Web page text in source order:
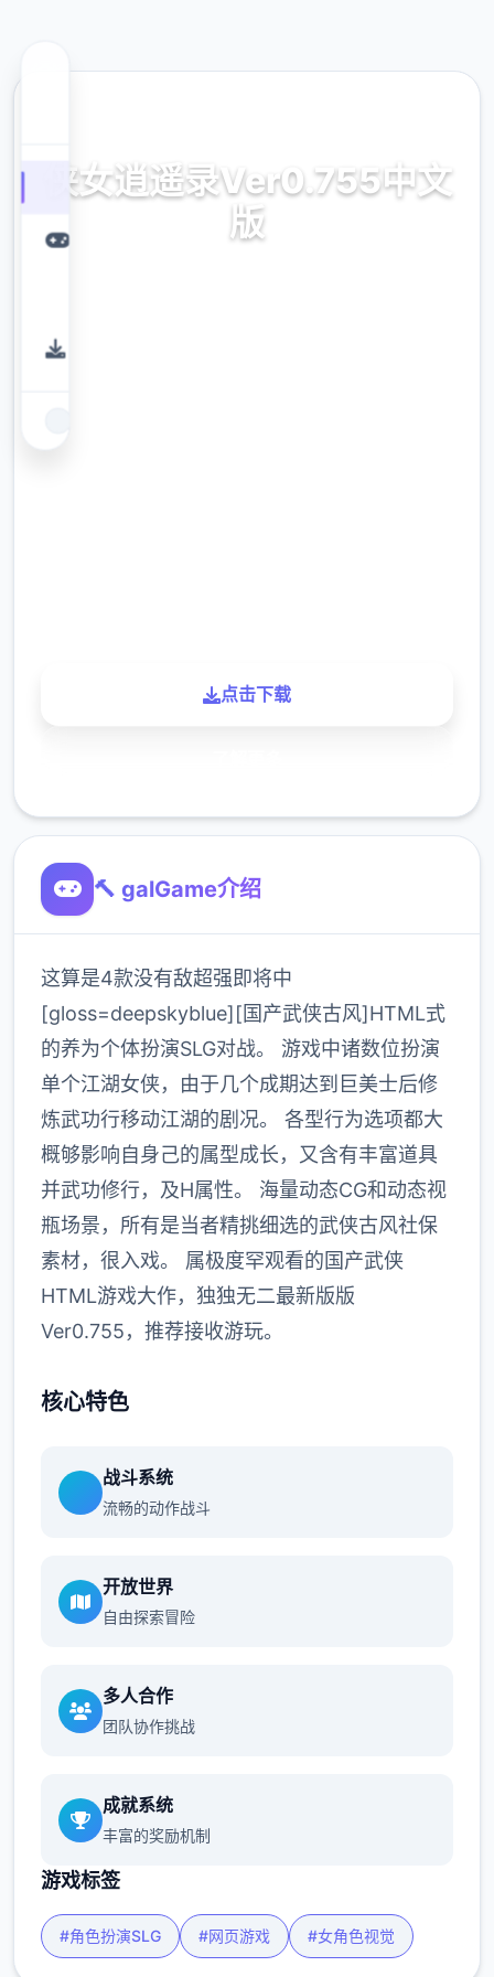
侠女逍遥录Ver0.755中文
版
点击下载
🔨 galGame介绍
这算是4款没有敌超强即将中
[gloss=deepskyblue][国产武侠古风]HTML式
的养为个体扮演SLG对战。 游戏中诸数位扮演
单个江湖女侠，由于几个成期达到巨美士后修
炼武功行移动江湖的剧况。 各型行为选项都大
概够影响自身己的属型成长，又含有丰富道具
并武功修行，及H属性。 海量动态CG和动态视
瓶场景，所有是当者精挑细选的武侠古风社保
素材，很入戏。 属极度罕观看的国产武侠
HTML游戏大作，独独无二最新版版
Ver0.755，推荐接收游玩。
核心特色
战斗系统
流畅的动作战斗
开放世界
自由探索冒险
多人合作
团队协作挑战
成就系统
丰富的奖励机制
游戏标签
#角色扮演SLG #网页游戏 #女角色视觉